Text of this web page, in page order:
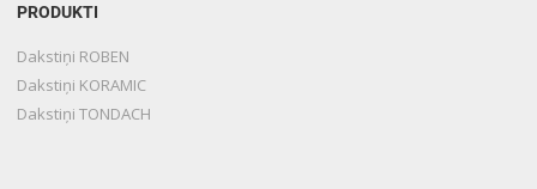
PRODUKTI
Dakstiņi ROBEN
Dakstiņi KORAMIC
Dakstiņi TONDACH